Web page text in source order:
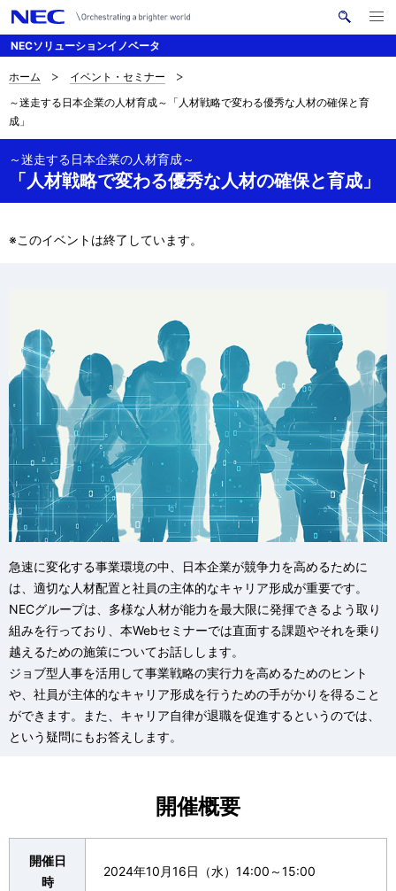
NECソリューションイノベータ
検
メ
ニ
ナ
ビ
ゲ
ー
ン
サ
イ
内
現
置
ホーム
イベント・セミナー
～迷走する日本企業の人材育成～「人材戦略で変わる優秀な人材の確保と育
成」
「人材戦略で変わる優秀な人材の確保と育成」
～迷走する日本企業の人材育成～
※このイベントは終了しています。
急速に変化する事業環境の中、日本企業が競争力を高めるために
は、適切な人材配置と社員の主体的なキャリア形成が重要です。
NECグループは、多様な人材が能力を最大限に発揮できるよう取り
組みを行っており、本Webセミナーでは直面する課題やそれを乗り
越えるための施策についてお話しします。
ジョブ型人事を活用して事業戦略の実行力を高めるためのヒント
や、社員が主体的なキャリア形成を行うための手がかりを得ること
ができます。また、キャリア自律が退職を促進するというのでは、
という疑問にもお答えします。
開催概要
開催日
時
2024年10月16日（水）14:00～15:00